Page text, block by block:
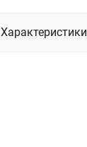
Характеристики